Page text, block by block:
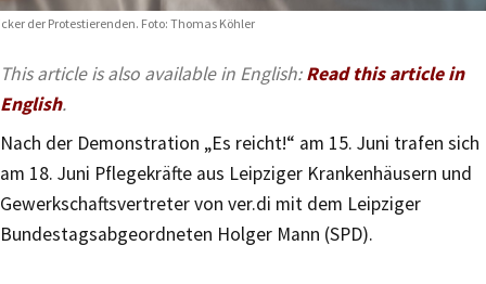
der Protestierenden. Foto: Thomas Köhler
This article is also available in English:Read this article in
English.
Nach der Demonstration „Es reicht!“ am 15. Juni trafen sich
am 18. Juni Pflegekräfte aus Leipziger Krankenhäusern und
Gewerkschaftsvertreter von ver.di mit dem Leipziger
Bundestagsabgeordneten Holger Mann (SPD).